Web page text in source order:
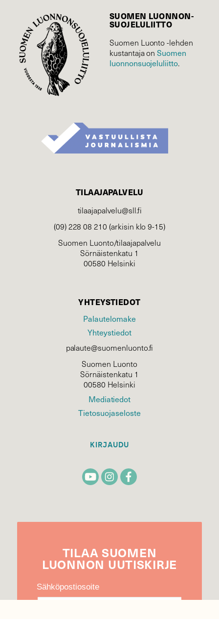
SUOMEN LUONNON­
SUOJELU­LIITTO
Suomen Luonto -lehden
kustantaja onSuomen
luonnonsuojelu­liitto.
TILAAJAPALVELU
tilaajapalvelu@sll.fi
(09) 228 08 210 (arkisin klo 9-15)
Suomen Luonto/tilaajapalvelu
Sörnäistenkatu 1
00580 Helsinki
YHTEYSTIEDOT
Palautelomake
Yhteystiedot
palaute@suomenluonto.fi
Suomen Luonto
Sörnäistenkatu 1
00580 Helsinki
Mediatiedot
Tietosuojaseloste
KIRJAUDU
TILAA SUOMEN
LUONNON UUTIS­KIRJE
Sähköpostiosoite